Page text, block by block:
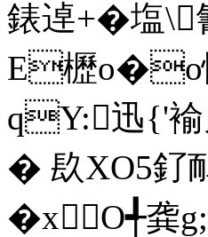
錶逴+�塩
E櫪o�o
qY:迅{' 褕
� 镹XO5釕
�xO╃龚